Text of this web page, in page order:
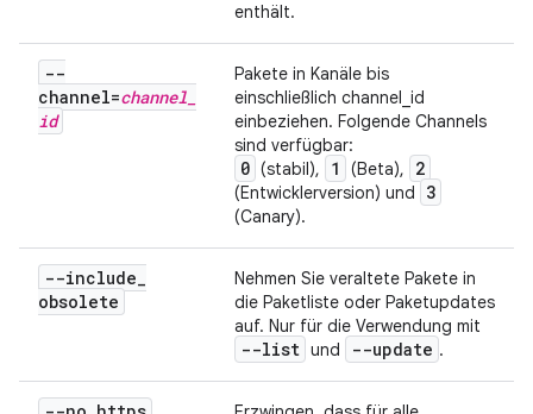
enthält.
--
channel=channel
id
Pakete in Kanäle bis
einschließlich channel_id
einbeziehen. Folgende Channels
sind verfügbar:
0 (stabil), 1 (Beta), 2
(Entwicklerversion) und 3
(Canary).
--include_
obsolete
Nehmen Sie veraltete Pakete in
die Paketliste oder Paketupdates
auf. Nur für die Verwendung mit
--list und --update .